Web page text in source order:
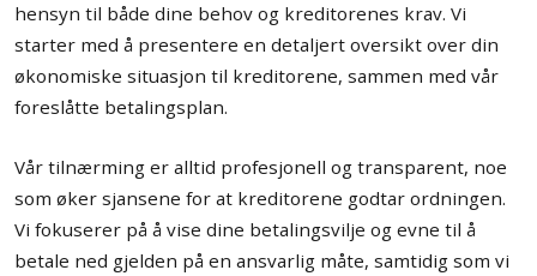
hensyn til både dine behov og kreditorenes krav. Vi
starter med å presentere en detaljert oversikt over din
økonomiske situasjon til kreditorene, sammen med vår
foreslåtte betalingsplan.
Vår tilnærming er alltid profesjonell og transparent, noe
som øker sjansene for at kreditorene godtar ordningen.
Vi fokuserer på å vise dine betalingsvilje og evne til å
betale ned gjelden på en ansvarlig måte, samtidig som vi